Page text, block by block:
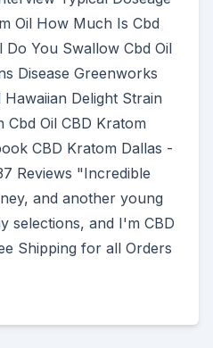
Oil How Much Is Cbd
Do You Swallow Cbd Oil
Disease Greenworks
Delight Strain
Cbd Oil CBD Kratom
CBD Kratom Dallas -
Reviews "Incredible
and another young
selections, and I'm CBD
Shipping for all Orders